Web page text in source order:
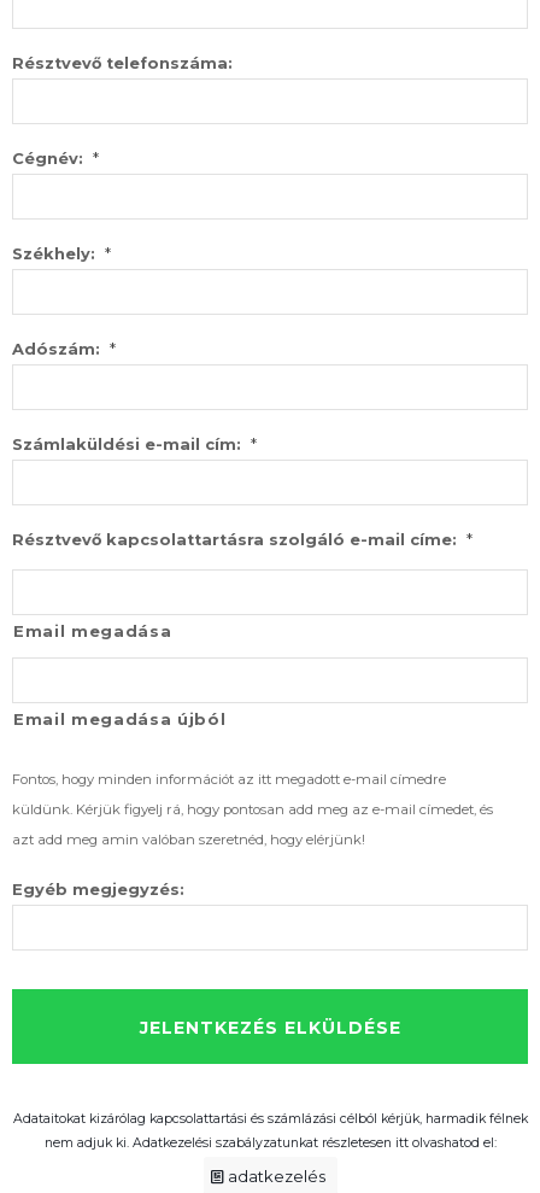
Résztvevő telefonszáma:
Cégnév: *
Székhely: *
Adószám: *
Számlaküldési e-mail cím: *
Résztvevő kapcsolattartásra szolgáló e-mail címe: *
Email megadása
Email megadása újból
Fontos, hogy minden információt az itt megadott e-mail címedre
küldünk. Kérjük figyelj rá, hogy pontosan add meg az e-mail címedet, és
azt add meg amin valóban szeretnéd, hogy elérjünk!
Egyéb megjegyzés:
Adataitokat kizárólag kapcsolattartási és számlázási célból kérjük, harmadik félnek
nem adjuk ki. Adatkezelési szabályzatunkat részletesen itt olvashatod el:
adatkezelés